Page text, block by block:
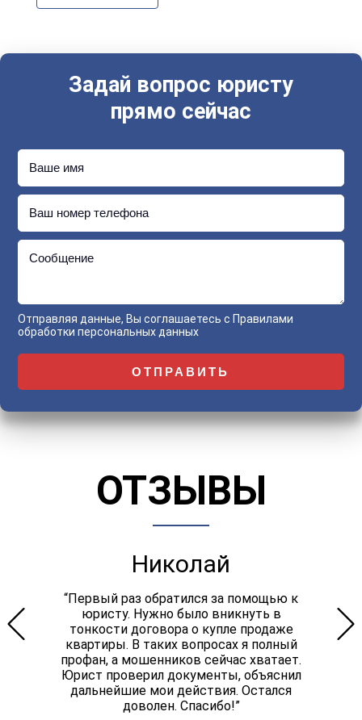
Задай вопрос юристу
прямо сейчас
Ваше имя
Ваш номер телефона
Сообщение
Отправляя данные, Вы соглашаетесь с Правилами
обработки персональных данных
ОТЗЫВЫ
Николай
“Первый раз обратился за помощью к
юристу. Нужно было вникнуть в
тонкости договора о купле продаже
квартиры. В таких вопросах я полный
профан, а мошенников сейчас хватает.
Юрист проверил документы, объяснил
дальнейшие мои действия. Остался
доволен. Спасибо!”